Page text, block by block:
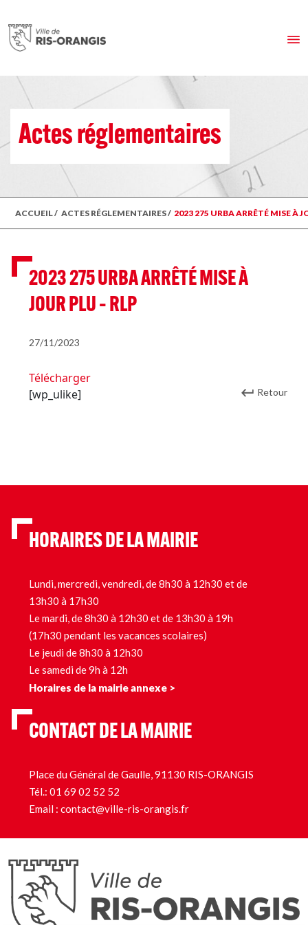
Actes réglementaires
ACCUEIL/ ACTES RÉGLEMENTAIRES/ 2023 275 URBA ARRÊTÉ MISE À
2023 275 URBA ARRÊTÉ MISE À
JOUR PLU – RLP
27/11/2023
Télécharger
[wp_ulike]
Retour
HORAIRES DE LA MAIRIE
Lundi, mercredi, vendredi, de 8h30 à 12h30 et de
13h30 à 17h30
Le mardi, de 8h30 à 12h30 et de 13h30 à 19h
(17h30 pendant les vacances scolaires)
Le jeudi de 8h30 à 12h30
Le samedi de 9h à 12h
Horaires de la mairie annexe >
CONTACT DE LA MAIRIE
Place du Général de Gaulle, 91130 RIS-ORANGIS
Tél.: 01 69 02 52 52
Email : contact@ville-ris-orangis.fr